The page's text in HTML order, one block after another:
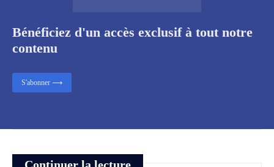
Continuer la lecture
Bénéficiez d'un accès exclusif à tout notre
contenu
S'abonner ⟶